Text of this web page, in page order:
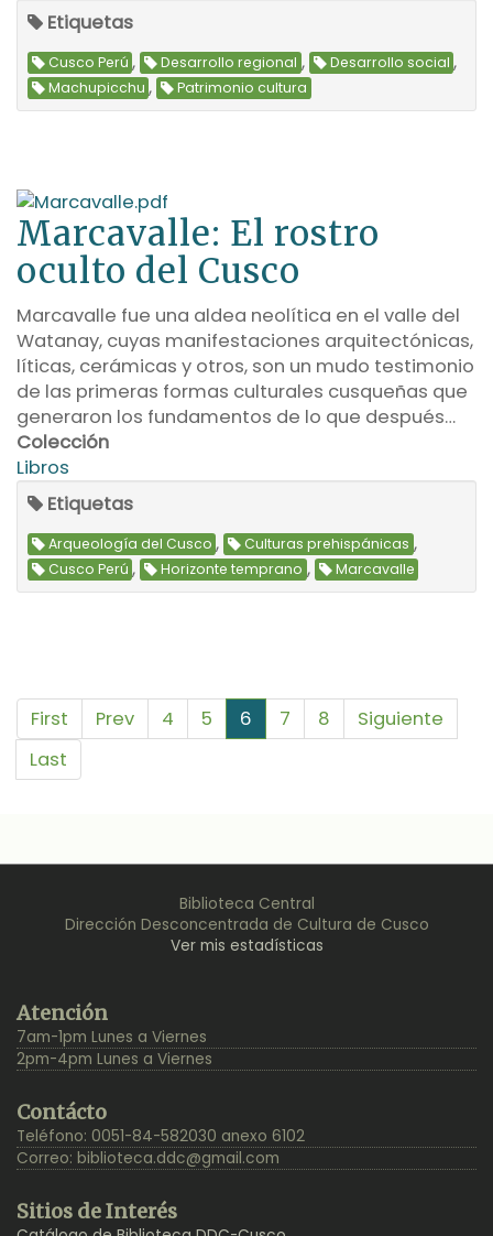
Etiquetas
Cusco Perú , Desarrollo regional , Desarrollo social ,
Machupicchu , Patrimonio cultura
Marcavalle: El rostro
oculto del Cusco
Marcavalle fue una aldea neolítica en el valle del
Watanay, cuyas manifestaciones arquitectónicas,
líticas, cerámicas y otros, son un mudo testimonio
de las primeras formas culturales cusqueñas que
generaron los fundamentos de lo que después…
Colección
Libros
Etiquetas
Arqueología del Cusco , Culturas prehispánicas ,
Cusco Perú , Horizonte temprano , Marcavalle
First Prev 4 5 6 7 8
Siguiente
Last
Biblioteca Central
Dirección Desconcentrada de Cultura de Cusco
Ver mis estadísticas
Top
Atención
7am-1pm Lunes a Viernes
2pm-4pm Lunes a Viernes
Contácto
Teléfono: 0051-84-582030 anexo 6102
Correo: biblioteca.ddc@gmail.com
Sitios de Interés